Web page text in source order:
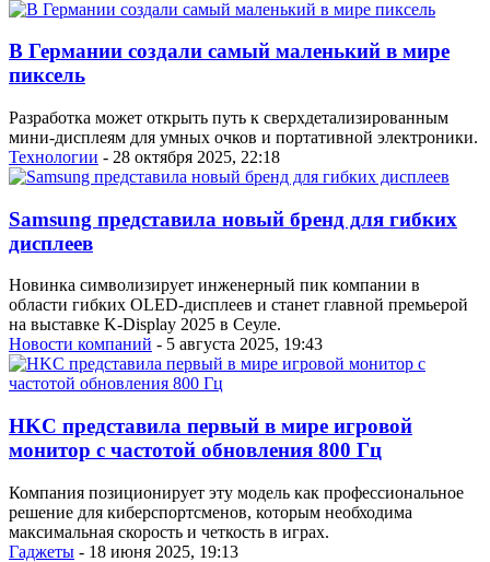
В Германии создали самый маленький в мире
пиксель
Разработка может открыть путь к сверхдетализированным
мини-дисплеям для умных очков и портативной электроники.
Технологии - 28 октября 2025, 22:18
Samsung представила новый бренд для гибких
дисплеев
Новинка символизирует инженерный пик компании в
области гибких OLED-дисплеев и станет главной премьерой
на выставке K-Display 2025 в Сеуле.
Новости компаний - 5 августа 2025, 19:43
HKC представила первый в мире игровой
монитор с частотой обновления 800 Гц
Компания позиционирует эту модель как профессиональное
решение для киберспортсменов, которым необходима
максимальная скорость и четкость в играх.
Гаджеты - 18 июня 2025, 19:13